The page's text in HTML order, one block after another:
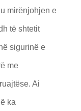
mirënjohjen e
të shtetit
sigurinë e
me
Ai
ka